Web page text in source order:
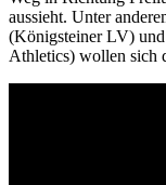
aussieht. Unter
(Königsteiner LV)
Athletics) wollen sich